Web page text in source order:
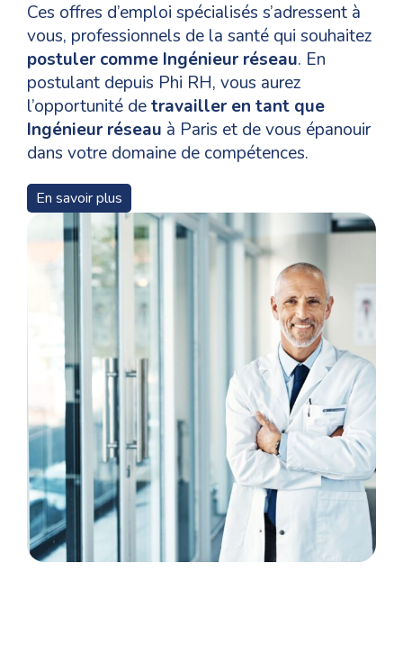
Ces offres d’emploi spécialisés s’adressent à
vous, professionnels de la santé qui souhaitez
postuler comme Ingénieur réseau. En
postulant depuis Phi RH, vous aurez
l’opportunité detravailler en tant que
Ingénieur réseau à Paris et de vous épanouir
dans votre domaine de compétences.
Pour unrecrutement en tant que Ingénieur
réseauà Paris 20e arrondissement, les
niveaux de formation, les qualifications et les
compétences nécessaires pour les candidats
varient en fonction des postes et Phi RH vous
accompagne tout au long de votre parcours
de votre candidature à l’annonce jusqu’à votre
prise de poste..
En savoir plus